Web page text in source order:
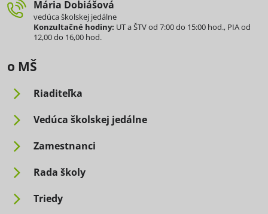
Mária Dobiášová
vedúca školskej jedálne
Konzultačné hodiny: UT a ŠTV od 7:00 do 15:00 hod., PIA od
12,00 do 16,00 hod.
o MŠ
Riaditeľka
Vedúca školskej jedálne
Zamestnanci
Rada školy
Triedy